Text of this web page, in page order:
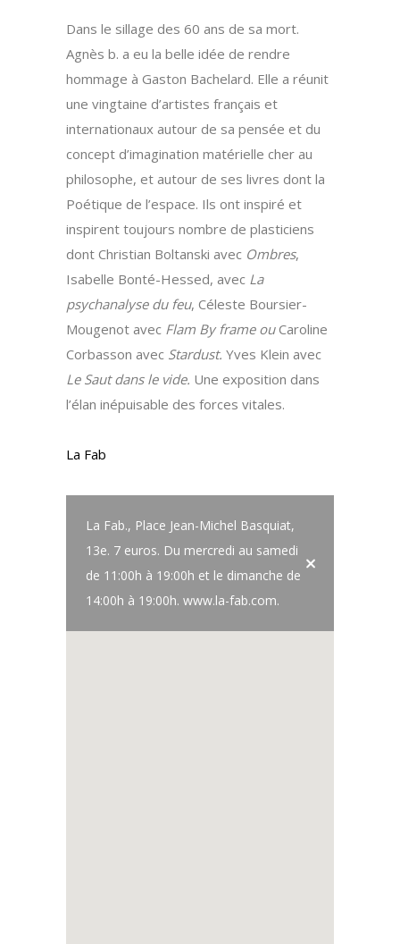
Dans le sillage des 60 ans de sa mort.
Agnès b. a eu la belle idée de rendre
hommage à Gaston Bachelard. Elle a réunit
une vingtaine d’artistes français et
internationaux autour de sa pensée et du
concept d’imagination matérielle cher au
philosophe, et autour de ses livres dont la
Poétique de l’espace. Ils ont inspiré et
inspirent toujours nombre de plasticiens
dont Christian Boltanski avec Ombres,
Isabelle Bonté-Hessed, avec La
psychanalyse du feu, Céleste Boursier-
Mougenot avec Flam By frame ouCaroline
Corbasson avec Stardust. Yves Klein avec
Le Saut dans le vide. Une exposition dans
l’élan inépuisable des forces vitales.
La Fab
La Fab., Place Jean-Michel Basquiat,
13e. 7 euros. Du mercredi au samedi
de 11:00h à 19:00h et le dimanche de
14:00h à 19:00h. www.la-fab.com.